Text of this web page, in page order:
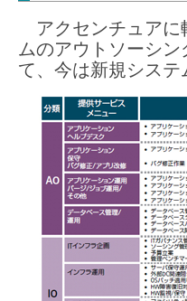
アクセンチュアに
ムのアウトソーシ
て、今は新規シス